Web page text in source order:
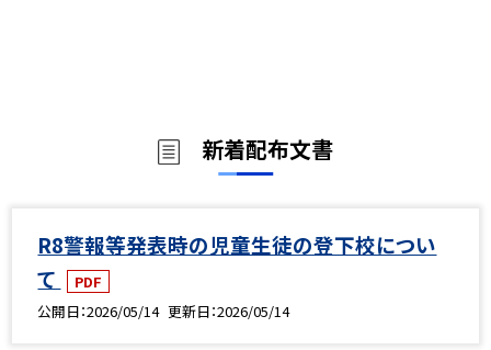
新着配布文書
R8警報等発表時の児童生徒の登下校につい
て
PDF
公開日 2026/05/14 更新日 2026/05/14